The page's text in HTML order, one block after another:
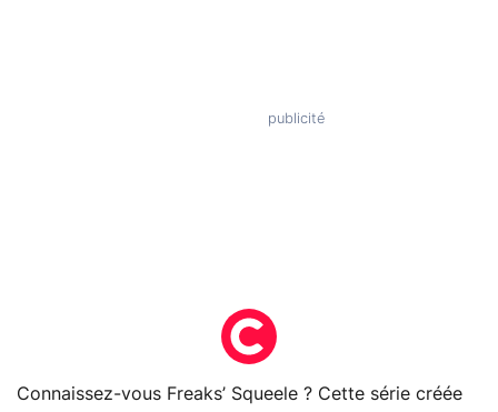
Connaissez-vous Freaks’ Squeele ? Cette série créée